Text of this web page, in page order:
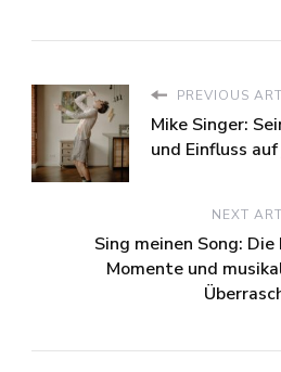
PREVIOUS
Mike Singer:
und Einfluss
NEXT
Sing meinen Song:
Momente und